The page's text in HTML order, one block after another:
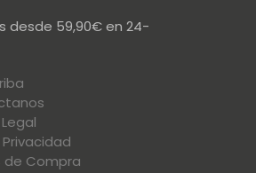
desde 59,90€ en 24-
de Compra